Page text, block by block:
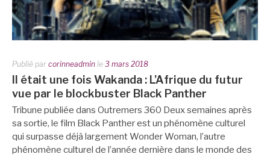
Publié par corinneadmin le 3 mars 2018
Il était une fois Wakanda : L’Afrique du futur
vue par le blockbuster Black Panther
Tribune publiée dans Outremers 360 Deux semaines après
sa sortie, le film Black Panther est un phénomène culturel
qui surpasse déjà largement Wonder Woman, l’autre
phénomène culturel de l’année dernière dans le monde des